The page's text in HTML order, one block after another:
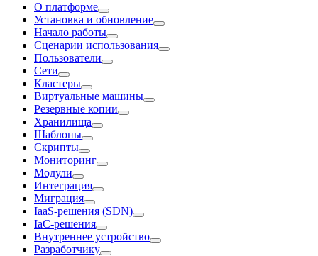
О платформе
Установка и обновление
Начало работы
Сценарии использования
Пользователи
Сети
Кластеры
Виртуальные машины
Резервные копии
Хранилища
Шаблоны
Скрипты
Мониторинг
Модули
Интеграция
Миграция
IaaS-решения (SDN)
IaC-решения
Внутреннее устройство
Разработчику